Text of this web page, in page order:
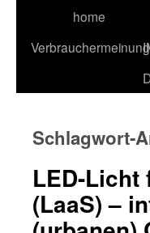
home
Verbrauchermeinung
Schlagwort-
LED-Licht
(LaaS) –